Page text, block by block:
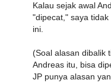
Kalau sejak awal
"dipecat," saya
ini.
(Soal alasan dibalik
Andreas itu, bisa
JP punya alasan